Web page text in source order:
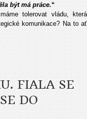
být má práce.“
tolerovat vládu, která
komunikace? Na to ať
FIALA SE
DO